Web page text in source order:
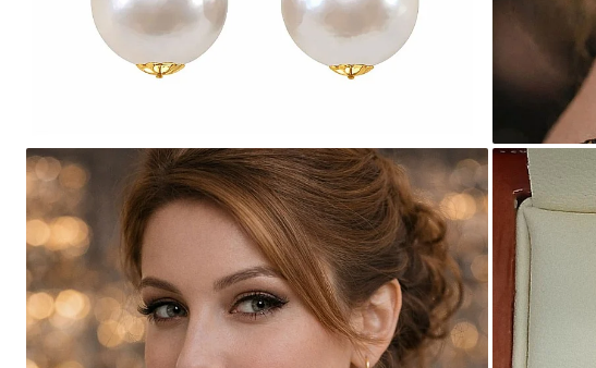
Seturi Perle cu Argint
Brățări cu Perle
Pandantive cu Perle